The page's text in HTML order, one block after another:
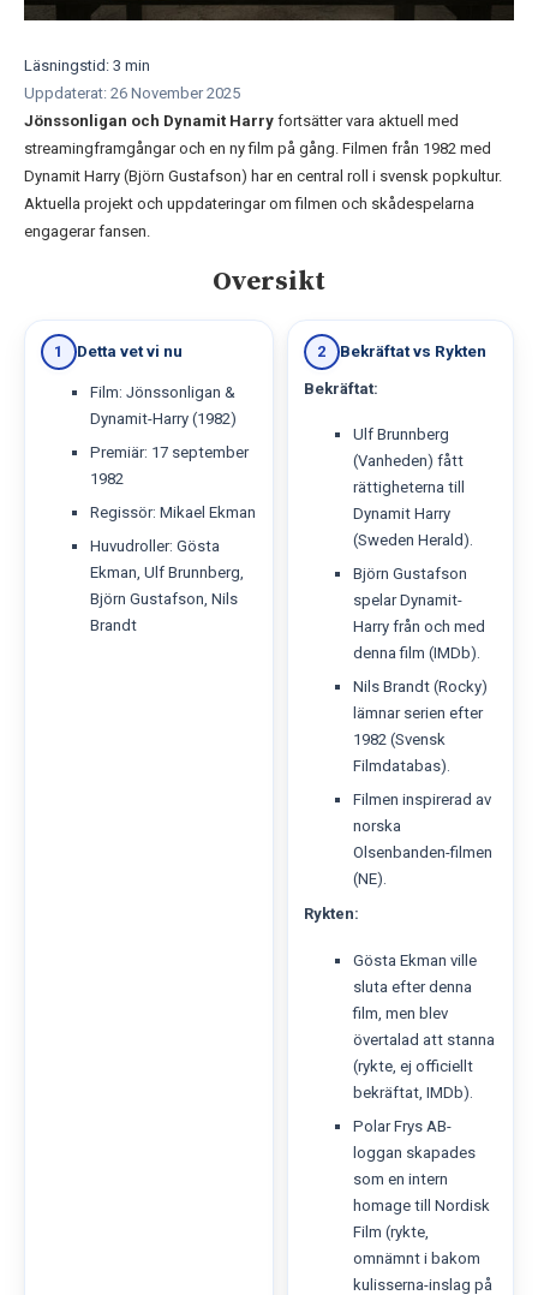
Läsningstid: 3 min
Uppdaterat: 26 November 2025
Jönssonligan och Dynamit Harry fortsätter vara aktuell med
streamingframgångar och en ny film på gång. Filmen från 1982 med
Dynamit Harry (Björn Gustafson) har en central roll i svensk popkultur.
Aktuella projekt och uppdateringar om filmen och skådespelarna
engagerar fansen.
Oversikt
1 Detta vet vi nu
Film: Jönssonligan &
Dynamit-Harry (1982)
Premiär: 17 september
1982
Regissör: Mikael Ekman
Huvudroller: Gösta
Ekman, Ulf Brunnberg,
Björn Gustafson, Nils
Brandt
2 Bekräftat vs Rykten
Bekräftat:
Ulf Brunnberg
(Vanheden) fått
rättigheterna till
Dynamit Harry
(Sweden Herald).
Björn Gustafson
spelar Dynamit-
Harry från och med
denna film (IMDb).
Nils Brandt (Rocky)
lämnar serien efter
1982 (Svensk
Filmdatabas).
Filmen inspirerad av
norska
Olsenbanden-filmen
(NE).
Rykten:
Gösta Ekman ville
sluta efter denna
film, men blev
övertalad att stanna
(rykte, ej officiellt
bekräftat, IMDb).
Polar Frys AB-
loggan skapades
som en intern
homage till Nordisk
Film (rykte,
omnämnt i bakom
kulisserna-inslag på